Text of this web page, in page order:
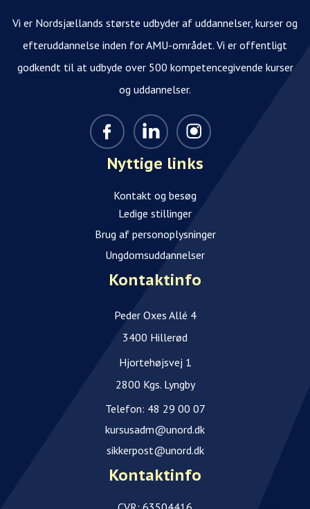
Vi er Nordsjællands største udbyder af uddannelser, kurser og
efteruddannelse inden for AMU-området. Vi er offentligt
godkendt til at udbyde over 500 kompetencegivende kurser
og uddannelser.
Nyttige links
Kontakt og besøg
Ledige stillinger
Brug af personoplysninger
Ungdomsuddannelser
Kontaktinfo
Peder Oxes Allé 4
3400 Hillerød
Hjortehøjsvej 1
2800 Kgs. Lyngby
Telefon: 48 29 00 07
kursusadm@unord.dk
sikkerpost@unord.dk
Kontaktinfo